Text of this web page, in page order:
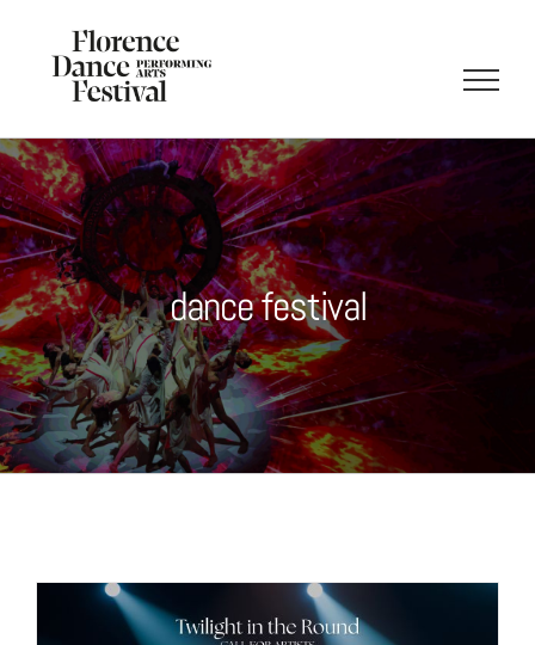
contenuto
dance festival